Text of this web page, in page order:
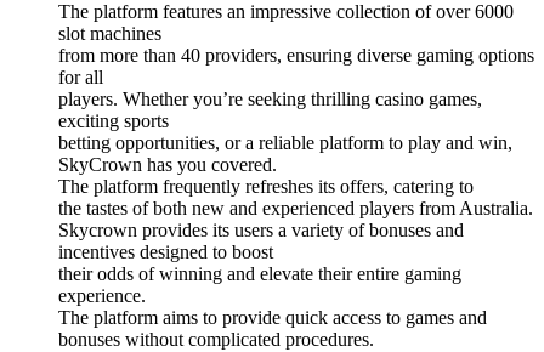
The platform features an impressive collection of over 6000
slot machines
from more than 40 providers, ensuring diverse gaming options
for all
players. Whether you’re seeking thrilling casino games,
exciting sports
betting opportunities, or a reliable platform to play and win,
SkyCrown has you covered.
The platform frequently refreshes its offers, catering to
the tastes of both new and experienced players from Australia.
Skycrown provides its users a variety of bonuses and
incentives designed to boost
their odds of winning and elevate their entire gaming
experience.
The platform aims to provide quick access to games and
bonuses without complicated procedures.